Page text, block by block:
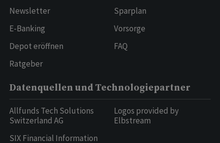
Newsletter
E-Banking
Depot eröffnen
Ratgeber
Sparplan
Vorsorge
FAQ
Datenquellen und Technologiepartner
Allfunds Tech Solutions
Switzerland AG
SIX Financial Information
Logos provided by
Elbstream